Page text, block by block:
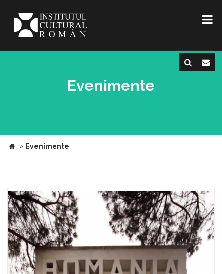
Evenimente
» Evenimente